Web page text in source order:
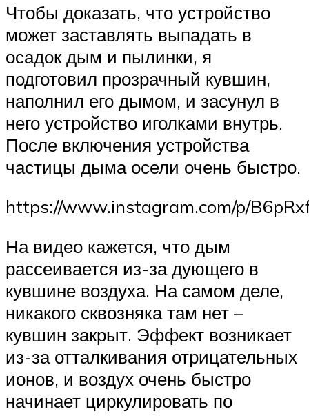
Чтобы доказать, что устройство
может заставлять выпадать в
осадок дым и пылинки, я
подготовил прозрачный кувшин,
наполнил его дымом, и засунул в
него устройство иголками внутрь.
После включения устройства
частицы дыма осели очень быстро.
https://www.instagram.com/p/
На видео кажется, что дым
рассеивается из-за дующего в
кувшине воздуха. На самом деле,
никакого сквозняка там нет –
кувшин закрыт. Эффект возникает
из-за отталкивания отрицательных
ионов, и воздух очень быстро
начинает циркулировать по